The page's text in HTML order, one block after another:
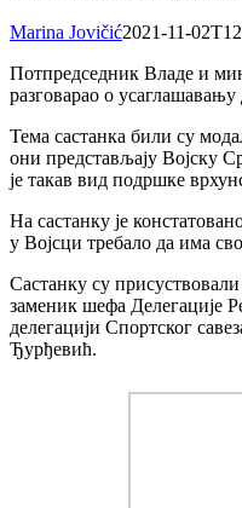
Marina Jovičić2021-11-
Потпредседник Владе и
разговарао о
Тема састанка били су
они представљају Војску
је такав вид подршке
На састанку је
у Војсци требало да има
Састанку су
заменик шефа Делегације
делегацији Спортског
Ђурђевић.